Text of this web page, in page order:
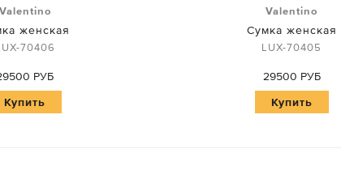
Valentino
женская
70406
РУБ
Купить
Valentino
Сумка женская
LUX-70405
29500 РУБ
Купить